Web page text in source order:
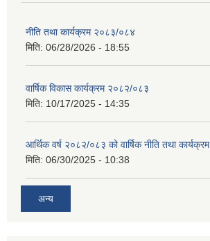
नीति तथा कार्यक्रम २०८३/०८४
मिति: 06/28/2026 - 18:55
वार्षिक विकास कार्यक्रम २०८२/०८३
मिति: 10/17/2025 - 14:35
आर्थिक वर्ष २०८२/०८३ को वार्षिक नीति तथा कार्यक्रम
मिति: 06/30/2025 - 10:38
अन्य